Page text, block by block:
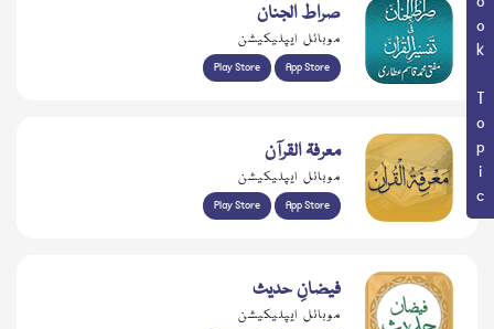
Book Topic صراط الجنان
موبائل ایپلیکیشن
Play Store App Store
معرفۃ القرآن
موبائل ایپلیکیشن
Play Store App Store
فیضانِ حدیث
موبائل ایپلیکیشن